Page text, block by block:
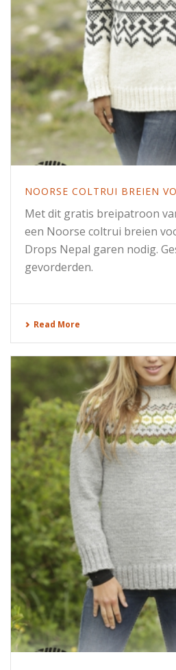
NOORSE COLTRUI BREIEN
Met dit gratis breipatroon
een Noorse coltrui breien
Drops Nepal garen nodig.
gevorderden.
Read More